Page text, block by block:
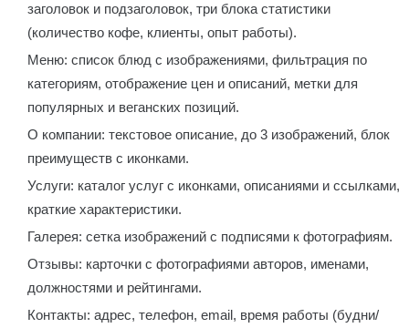
заголовок и подзаголовок, три блока статистики
(количество кофе, клиенты, опыт работы).
Меню: список блюд с изображениями, фильтрация по
категориям, отображение цен и описаний, метки для
популярных и веганских позиций.
О компании: текстовое описание, до 3 изображений, блок
преимуществ с иконками.
Услуги: каталог услуг с иконками, описаниями и ссылками,
краткие характеристики.
Галерея: сетка изображений с подписями к фотографиям.
Отзывы: карточки с фотографиями авторов, именами,
должностями и рейтингами.
Контакты: адрес, телефон, email, время работы (будни/